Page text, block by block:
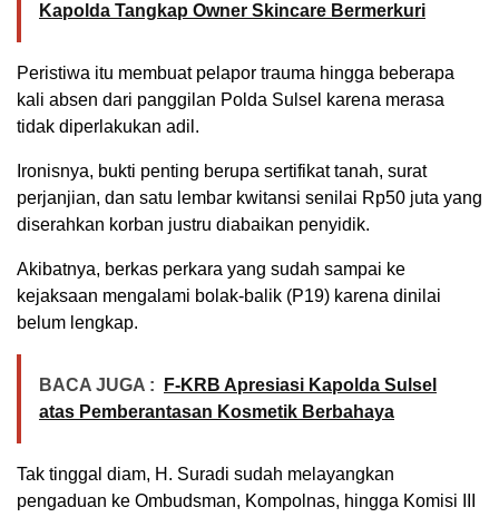
Kapolda Tangkap Owner Skincare Bermerkuri
Peristiwa itu membuat pelapor trauma hingga beberapa
kali absen dari panggilan Polda Sulsel karena merasa
tidak diperlakukan adil.
Ironisnya, bukti penting berupa sertifikat tanah, surat
perjanjian, dan satu lembar kwitansi senilai Rp50 juta yang
diserahkan korban justru diabaikan penyidik.
Akibatnya, berkas perkara yang sudah sampai ke
kejaksaan mengalami bolak-balik (P19) karena dinilai
belum lengkap.
BACA JUGA :
F-KRB Apresiasi Kapolda Sulsel
atas Pemberantasan Kosmetik Berbahaya
Tak tinggal diam, H. Suradi sudah melayangkan
pengaduan ke Ombudsman, Kompolnas, hingga Komisi III